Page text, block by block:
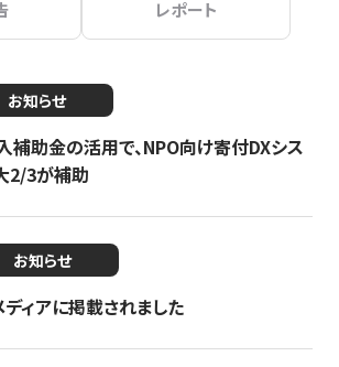
レポート
お知らせ
補助金の活用で、NPO向け寄付DXシス
2/3が補助
お知らせ
ィアに掲載されました